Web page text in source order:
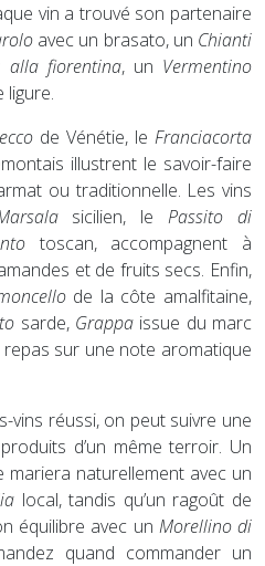
vin a trouvé son partenaire
avec un brasato, un Chianti
alla fiorentina, un Vermentino
ligure.
de Vénétie, le Franciacorta
illustrent le savoir-faire
ou traditionnelle. Les vins
sicilien, lePassito di
toscan, accompagnent à
et de fruits secs. Enfin,
de la côte amalfitaine,
sarde, Grappaissue du marc
sur une note aromatique
vins réussi, on peut suivre une
d’un même terroir. Un
mariera naturellement avec un
local, tandis qu’un ragoût de
équilibre avec un Morellino di
quand commander un